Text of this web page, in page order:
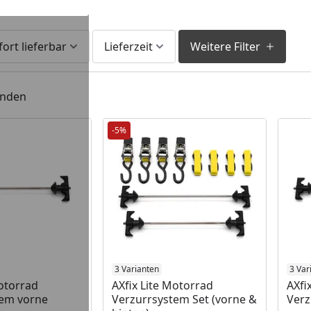
lieferbar Lieferzeit Weitere Filter
vorne
-5%
3 Varianten
AXfix Lite Motorrad
Verzurrsystem Set (vorne &
3